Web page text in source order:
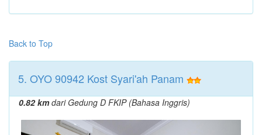
Back to Top
5. OYO 90942 Kost Syari'ah Panam
0.82 kmdari Gedung D FKIP (Bahasa Inggris)